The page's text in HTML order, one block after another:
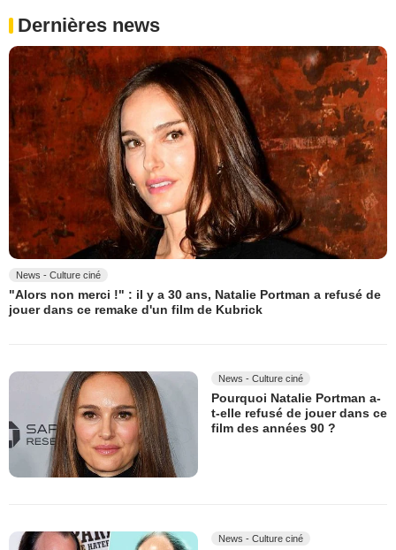
Dernières news
News - Culture ciné
"Alors non merci !" : il y a 30 ans, Natalie Portman a refusé de
jouer dans ce remake d'un film de Kubrick
News - Culture ciné
Pourquoi Natalie Portman a-
t-elle refusé de jouer dans ce
film des années 90 ?
News - Culture ciné